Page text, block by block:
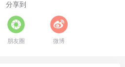
分享到
朋友圈 微博